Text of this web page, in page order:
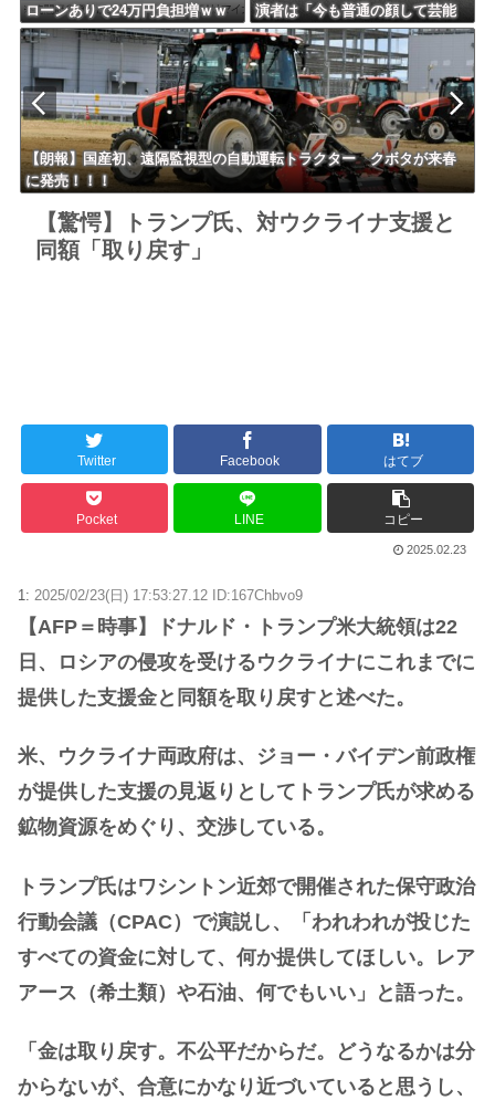
ローンありで24万円負担増ｗｗ
ｗｗｗｗｗｗｗｗｗｗ
演者は「今も普通の顔して芸能
活動してる」ネット「受信料を
取るくらいなら詳細を伝えよ」
【朗報】国産初、遠隔監視型の自動運転トラクター クボタが来春
に発売！！！
【驚愕】トランプ氏、対ウクライナ支援と
同額「取り戻す」
Twitter Facebook はてブ
Pocket LINE コピー
2025.02.23
1: 2025/02/23(日) 17:53:27.12 ID:167Chbvo9
【AFP＝時事】ドナルド・トランプ米大統領は22
日、ロシアの侵攻を受けるウクライナにこれまでに
提供した支援金と同額を取り戻すと述べた。
米、ウクライナ両政府は、ジョー・バイデン前政権
が提供した支援の見返りとしてトランプ氏が求める
鉱物資源をめぐり、交渉している。
トランプ氏はワシントン近郊で開催された保守政治
行動会議（CPAC）で演説し、「われわれが投じた
すべての資金に対して、何か提供してほしい。レア
アース（希土類）や石油、何でもいい」と語った。
「金は取り戻す。不公平だからだ。どうなるかは分
からないが、合意にかなり近づいていると思うし、